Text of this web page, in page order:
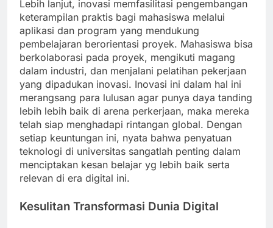
Lebih lanjut, inovasi memfasilitasi pengembangan
keterampilan praktis bagi mahasiswa melalui
aplikasi dan program yang mendukung
pembelajaran berorientasi proyek. Mahasiswa bisa
berkolaborasi pada proyek, mengikuti magang
dalam industri, dan menjalani pelatihan pekerjaan
yang dipadukan inovasi. Inovasi ini dalam hal ini
merangsang para lulusan agar punya daya tanding
lebih lebih baik di arena perkerjaan, maka mereka
telah siap menghadapi rintangan global. Dengan
setiap keuntungan ini, nyata bahwa penyatuan
teknologi di universitas sangatlah penting dalam
menciptakan kesan belajar yg lebih baik serta
relevan di era digital ini.
Kesulitan Transformasi Dunia Digital